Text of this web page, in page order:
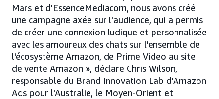
Mars et d'EssenceMediacom, nous avons créé
une campagne axée sur l'audience, qui a permis
de créer une connexion ludique et personnalisée
avec les amoureux des chats sur l'ensemble de
l'écosystème Amazon, de Prime Video au site
de vente Amazon », déclare Chris Wilson,
responsable du Brand Innovation Lab d'Amazon
Ads pour l'Australie, le Moyen-Orient et